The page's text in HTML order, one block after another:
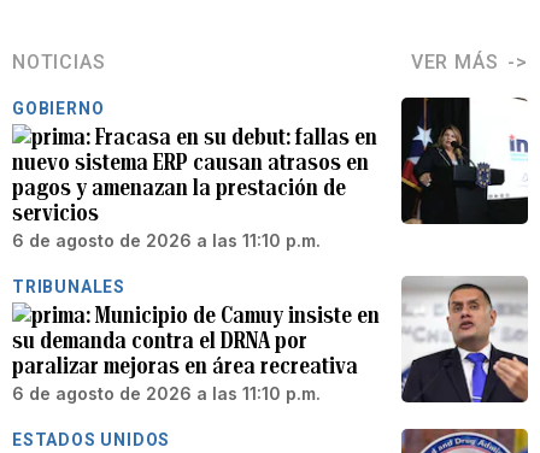
NOTICIAS VER MÁS
GOBIERNO
Fracasa en su debut: fallas en
nuevo sistema ERP causan atrasos en
pagos y amenazan la prestación de
servicios
6 de agosto de 2026 a las 11:10 p.m.
TRIBUNALES
Municipio de Camuy insiste en
su demanda contra el DRNA por
paralizar mejoras en área recreativa
6 de agosto de 2026 a las 11:10 p.m.
ESTADOS UNIDOS